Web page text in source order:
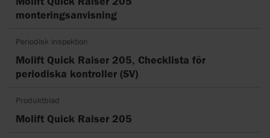
monteringsanvisning
Periodisk inspektion
Molift Quick Raiser 205, Checklista för
periodiska kontroller (SV)
Produktblad
Molift Quick Raiser 205